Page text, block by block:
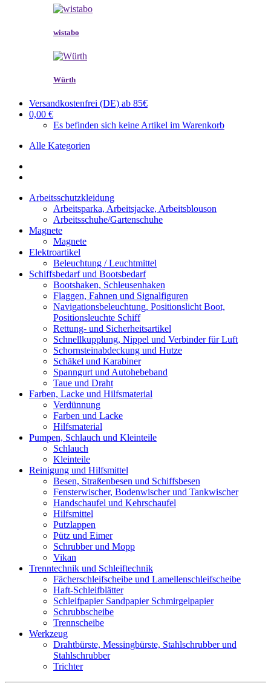
wistabo
Würth
Versandkostenfrei (DE) ab 85€
0,00 €
Es befinden sich keine Artikel im Warenkorb
Alle Kategorien
Arbeitsschutzkleidung
Arbeitsparka, Arbeitsjacke, Arbeitsblouson
Arbeitsschuhe/Gartenschuhe
Magnete
Magnete
Elektroartikel
Beleuchtung / Leuchtmittel
Schiffsbedarf und Bootsbedarf
Bootshaken, Schleusenhaken
Flaggen, Fahnen und Signalfiguren
Navigationsbeleuchtung, Positionslicht Boot,
Positionsleuchte Schiff
Rettung- und Sicherheitsartikel
Schnellkupplung, Nippel und Verbinder für Luft
Schornsteinabdeckung und Hutze
Schäkel und Karabiner
Spanngurt und Autohebeband
Taue und Draht
Farben, Lacke und Hilfsmaterial
Verdünnung
Farben und Lacke
Hilfsmaterial
Pumpen, Schlauch und Kleinteile
Schlauch
Kleinteile
Reinigung und Hilfsmittel
Besen, Straßenbesen und Schiffsbesen
Fensterwischer, Bodenwischer und Tankwischer
Handschaufel und Kehrschaufel
Hilfsmittel
Putzlappen
Pütz und Eimer
Schrubber und Mopp
Vikan
Trenntechnik und Schleiftechnik
Fächerschleifscheibe und Lamellenschleifscheibe
Haft-Schleifblätter
Schleifpapier Sandpapier Schmirgelpapier
Schrubbscheibe
Trennscheibe
Werkzeug
Drahtbürste, Messingbürste, Stahlschrubber und
Stahlschrubber
Trichter